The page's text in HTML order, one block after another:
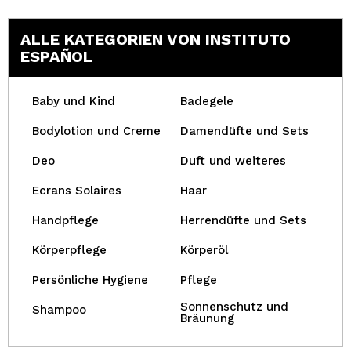
ALLE KATEGORIEN VON INSTITUTO
ESPAÑOL
Baby und Kind Badegele
Bodylotion und Creme Damendüfte und Sets
Deo Duft und weiteres
Ecrans Solaires Haar
Handpflege Herrendüfte und Sets
Körperpflege Körperöl
Persönliche Hygiene Pflege
Shampoo
Sonnenschutz und
Bräunung